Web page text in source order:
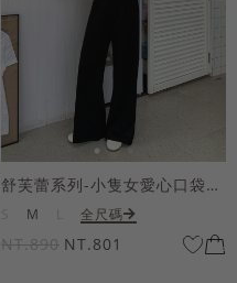
舒芙蕾系列-小隻女愛心口袋寬褲
M 全尺碼
NT.890 NT.801